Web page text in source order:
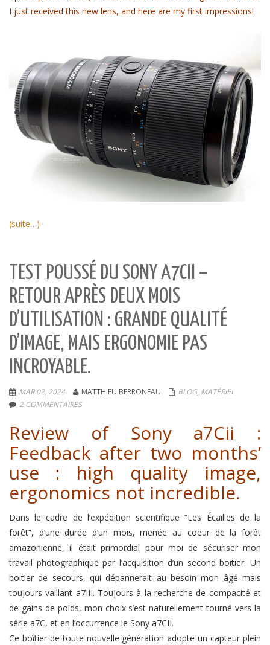
I just received this new lens, and here are my first impressions!
(suite…)
TEST POUSSÉ DU SONY A7CII –
RETOUR APRÈS DEUX MOIS
D’UTILISATION : GRANDE QUALITÉ
D’IMAGE, MAIS ERGONOMIE PAS
INCROYABLE.
MAR 02, 2024 MATTHIEU BERRONEAU BLOG, MATÉRIEL
2 COMMENTAIRES
Review of Sony a7Cii :
Feedback after two months’
use : high quality image,
ergonomics not incredible.
Dans le cadre de l’expédition scientifique “Les Écailles de la
forêt”, d’une durée d’un mois, menée au coeur de la forêt
amazonienne, il était primordial pour moi de sécuriser mon
travail photographique par l’acquisition d’un second boitier. Un
boitier de secours, qui dépannerait au besoin mon âgé mais
toujours vaillant a7III. Toujours à la recherche de compacité et
de gains de poids, mon choix s’est naturellement tourné vers la
série a7C, et en l’occurrence le Sony a7CII.
Ce boîtier de toute nouvelle génération adopte un capteur plein